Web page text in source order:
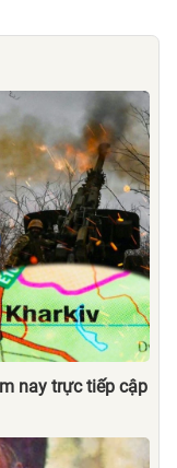
nay trực tiếp cập